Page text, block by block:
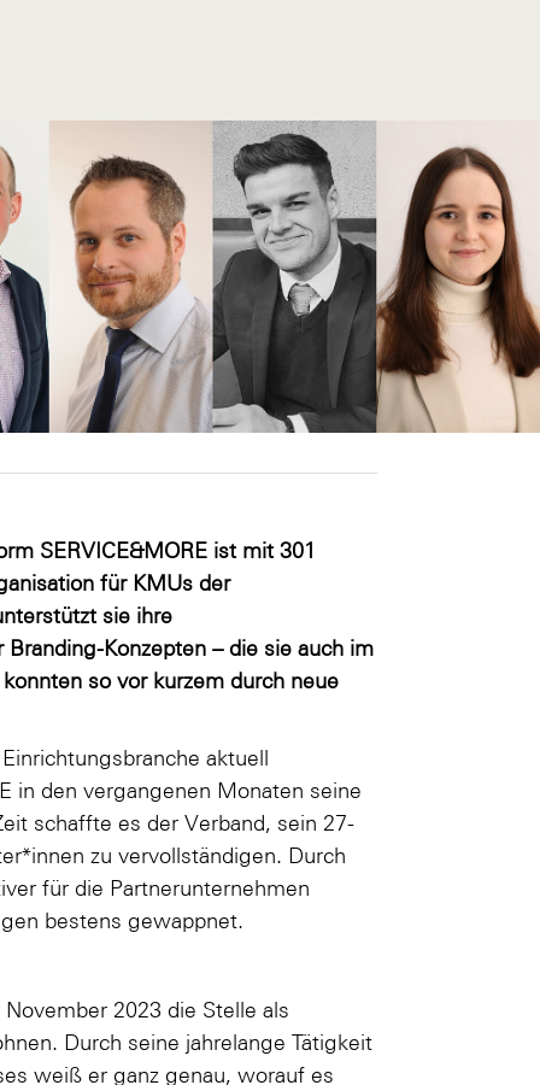
SERVICE&MORE ist mit 301
für KMUs der
sie ihre
Konzepten – die sie auch im
so vor kurzem durch neue
aktuell
in den vergangenen Monaten seine
schaffte es der Verband, sein 27-
zu vervollständigen. Durch
für die Partnerunternehmen
bestens gewappnet.
2023 die Stelle als
Durch seine jahrelange Tätigkeit
weiß er ganz genau, worauf es